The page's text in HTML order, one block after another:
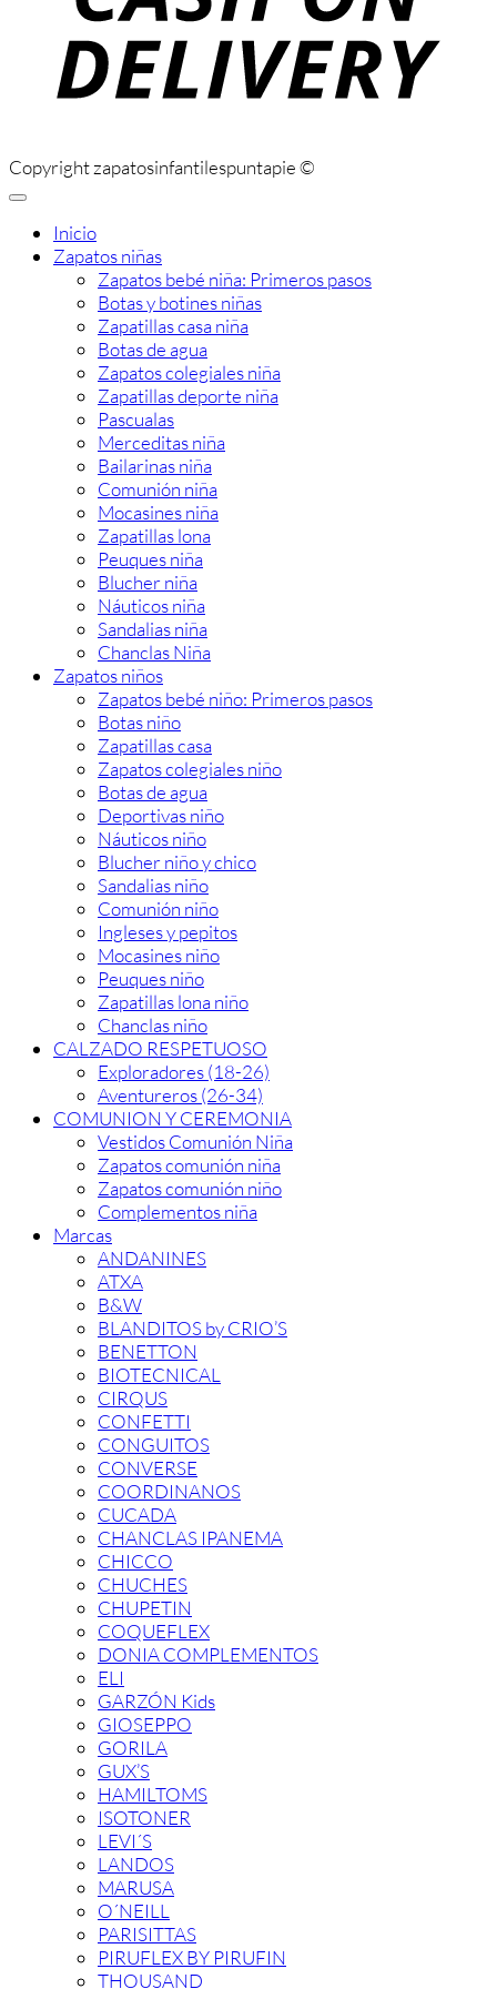
Copyright zapatosinfantilespuntapie ©
Inicio
Zapatos niñas
Zapatos bebé niña: Primeros pasos
Botas y botines niñas
Zapatillas casa niña
Botas de agua
Zapatos colegiales niña
Zapatillas deporte niña
Pascualas
Merceditas niña
Bailarinas niña
Comunión niña
Mocasines niña
Zapatillas lona
Peuques niña
Blucher niña
Náuticos niña
Sandalias niña
Chanclas Niña
Zapatos niños
Zapatos bebé niño: Primeros pasos
Botas niño
Zapatillas casa
Zapatos colegiales niño
Botas de agua
Deportivas niño
Náuticos niño
Blucher niño y chico
Sandalias niño
Comunión niño
Ingleses y pepitos
Mocasines niño
Peuques niño
Zapatillas lona niño
Chanclas niño
CALZADO RESPETUOSO
Exploradores (18-26)
Aventureros (26-34)
COMUNION Y CEREMONIA
Vestidos Comunión Niña
Zapatos comunión niña
Zapatos comunión niño
Complementos niña
Marcas
ANDANINES
ATXA
B&W
BLANDITOS by CRIO’S
BENETTON
BIOTECNICAL
CIRQUS
CONFETTI
CONGUITOS
CONVERSE
COORDINANOS
CUCADA
CHANCLAS IPANEMA
CHICCO
CHUCHES
CHUPETIN
COQUEFLEX
DONIA COMPLEMENTOS
ELI
GARZÓN Kids
GIOSEPPO
GORILA
GUX’S
HAMILTOMS
ISOTONER
LEVI´S
LANDOS
MARUSA
O´NEILL
PARISITTAS
PIRUFLEX BY PIRUFIN
THOUSAND